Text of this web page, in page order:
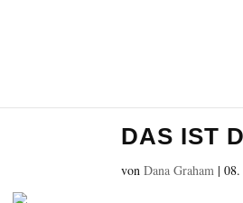
DAS IST
vonDana Graham |